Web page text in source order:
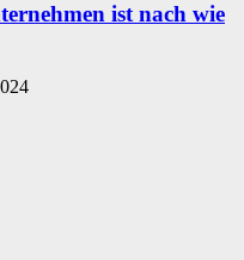
ist nach wie